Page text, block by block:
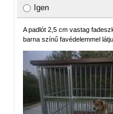
Igen
A padlót 2,5 cm vastag
barna színű favédelemmel